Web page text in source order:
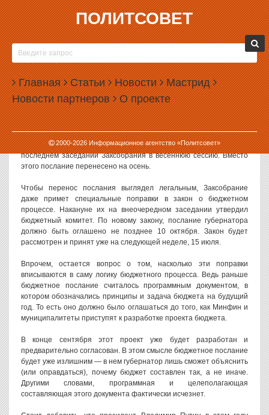
ПОЛИТСОВЕТ
Главная Статьи Новости Мастрид
Новости партнеров О проекте
2000-2026Информационное агентство «Политсовет»
10.07.2014, 13:05
БЮДЖЕТНЫЙ ПРОЦЕСС ПЕРЕКРОЯТ ПОД
КУЙВАШЕВА
В Свердловской области будет пересмотрен закон о бюджетном
процессе. Новые поправки позволят губернатору не выступать с
бюджетным посланием до осени.
Как уже писал «Политсовет», в этом году впервые за много лет
губернатор не будет оглашать бюджетное послание на
последнем заседании Заксобрания в весеннюю сессию. Вместо
этого послание перенесено на осень.
Чтобы перенос послания выглядел легальным, Заксобрание
даже примет специальные поправки в закон о бюджетном
процессе. Накануне их на внеочередном заседании утвердил
бюджетный комитет. По новому закону, послание губернатора
должно быть оглашено не позднее 10 октября. Закон будет
рассмотрен и принят уже на следующей неделе, 15 июля.
Впрочем, остается вопрос о том, насколько эти поправки
вписываются в саму логику бюджетного процесса. Ведь раньше
бюджетное послание считалось программным документом, в
котором обозначались принципы и задача бюджета на будущий
год. То есть оно должно было оглашаться до того, как Минфин и
муниципалитеты приступят к разработке проекта бюджета.
В конце сентября этот проект уже будет разработан и
предварительно согласован. В этом смысле бюджетное послание
будет уже излишним — в нем губернатор лишь сможет объяснить
(или оправдаться), почему бюджет составлен так, а не иначе.
Другими словами, программная и целеполагающая
составляющая этого документа фактически исчезнет.